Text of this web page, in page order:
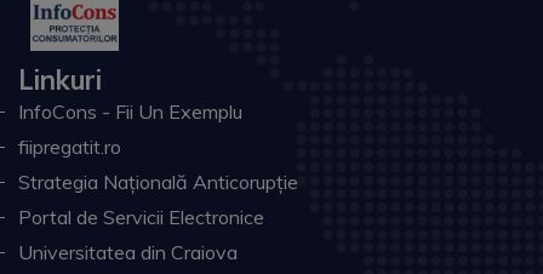
Linkuri
InfoCons - Fii Un Exemplu
fiipregatit.ro
Strategia Națională Anticorupție
Portal de Servicii Electronice
Universitatea din Craiova